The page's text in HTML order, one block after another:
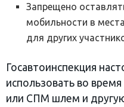
Запрещено
мобильности в
для других
Госавтоинспекция
использовать во
или СПМ шлем и